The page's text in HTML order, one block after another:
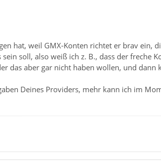
hat, weil GMX-Konten richtet er brav ein,
soll, also weiß ich z. B., dass der freche
das aber gar nicht haben wollen, und dann
Deines Providers, mehr kann ich im